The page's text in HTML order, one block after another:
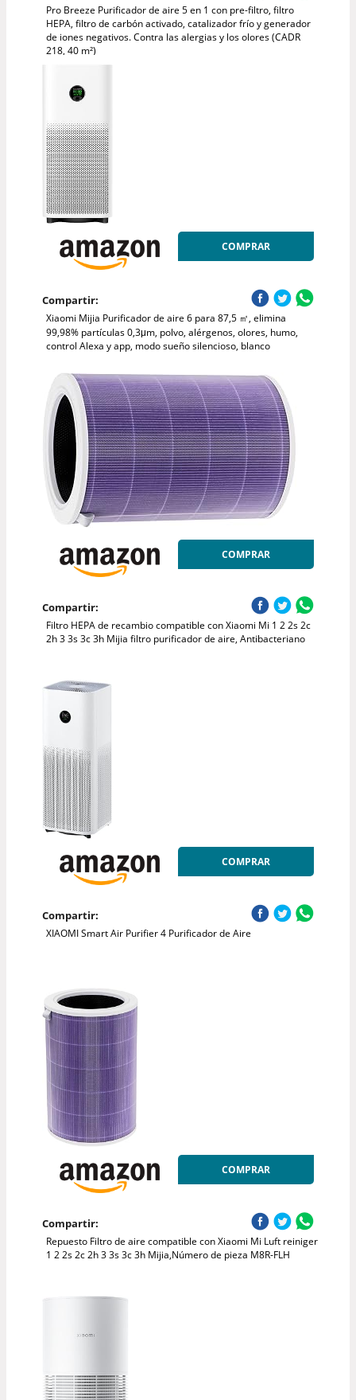
Pro Breeze Purificador de aire 5 en 1 con pre-filtro, filtro
HEPA, filtro de carbón activado, catalizador frío y generador
de iones negativos. Contra las alergias y los olores (CADR
218, 40 m²)
COMPRAR
Compartir:
Xiaomi Mijia Purificador de aire 6 para 87,5 ㎡, elimina
99,98% partículas 0,3μm, polvo, alérgenos, olores, humo,
control Alexa y app, modo sueño silencioso, blanco
COMPRAR
Compartir:
Filtro HEPA de recambio compatible con Xiaomi Mi 1 2 2s 2c
2h 3 3s 3c 3h Mijia filtro purificador de aire, Antibacteriano
COMPRAR
Compartir:
XIAOMI Smart Air Purifier 4 Purificador de Aire
COMPRAR
Compartir:
Repuesto Filtro de aire compatible con Xiaomi Mi Luft reiniger
1 2 2s 2c 2h 3 3s 3c 3h Mijia,Número de pieza M8R-FLH